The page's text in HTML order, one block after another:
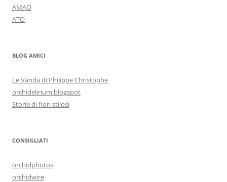
AMAO
ATO
BLOG AMICI
Le Vanda di Philippe Christophe
orchidelirium.blogspot
Storie di fiori stilosi
CONSIGLIATI
orchidphotos
orchidwire